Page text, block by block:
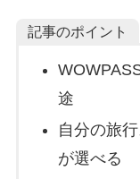
記事のポイント
途
自分の旅
が選べる